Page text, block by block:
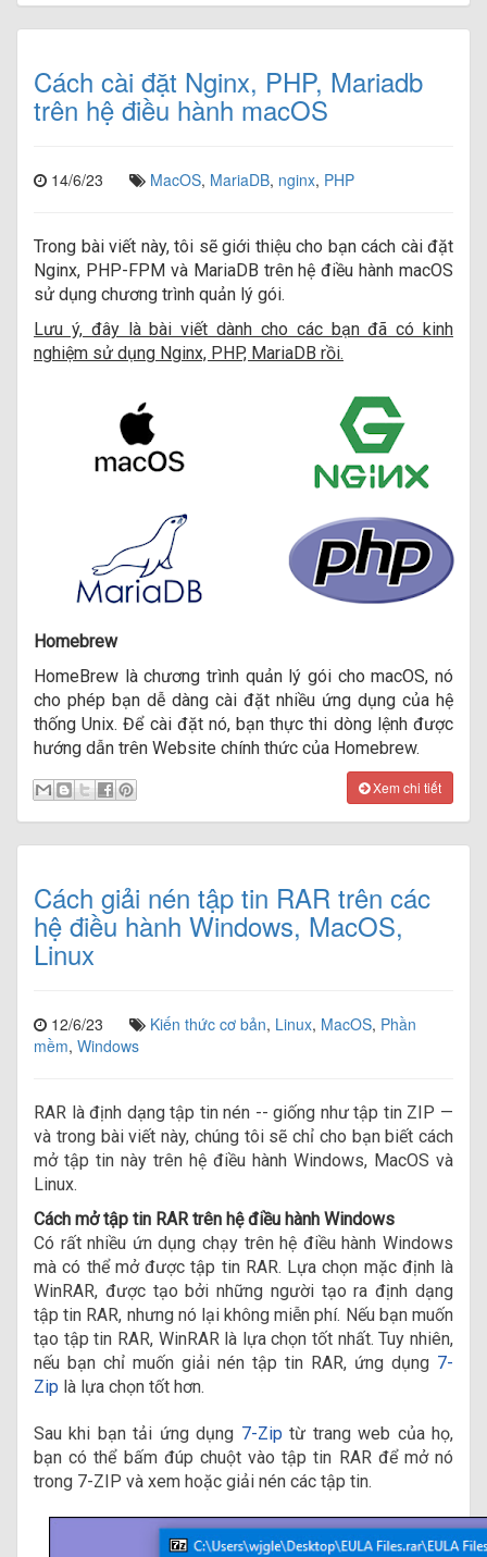
Cách cài đặt Nginx, PHP, Mariadb
trên hệ điều hành macOS
14/6/23 MacOS, MariaDB, nginx, PHP
Trong bài viết này, tôi sẽ giới thiệu cho bạn cách cài đặt
Nginx, PHP-FPM và MariaDB trên hệ điều hành macOS
sử dụng chương trình quản lý gói.
Lưu ý, đây là bài viết dành cho các bạn đã có kinh
nghiệm sử dụng Nginx, PHP, MariaDB rồi.
Homebrew
HomeBrew là chương trình quản lý gói cho macOS, nó
cho phép bạn dễ dàng cài đặt nhiều ứng dụng của hệ
thống Unix. Để cài đặt nó, bạn thực thi dòng lệnh được
hướng dẫn trên Website chính thức của Homebrew.
Xem chi tiết
Cách giải nén tập tin RAR trên các
hệ điều hành Windows, MacOS,
Linux
12/6/23 Kiến thức cơ bản, Linux, MacOS, Phần
mềm, Windows
RAR là định dạng tập tin nén -- giống như tập tin ZIP —
và trong bài viết này, chúng tôi sẽ chỉ cho bạn biết cách
mở tập tin này trên hệ điều hành Windows, MacOS và
Linux.
Cách mở tập tin RAR trên hệ điều hành Windows
Có rất nhiều ứn dụng chạy trên hệ điều hành Windows
mà có thể mở được tập tin RAR. Lựa chọn mặc định là
WinRAR, được tạo bởi những người tạo ra định dạng
tập tin RAR, nhưng nó lại không miễn phí. Nếu bạn muốn
tạo tập tin RAR, WinRAR là lựa chọn tốt nhất. Tuy nhiên,
nếu bạn chỉ muốn giải nén tập tin RAR, ứng dụng 7-
Zip là lựa chọn tốt hơn.
Sau khi bạn tải ứng dụng 7-Zip từ trang web của họ,
bạn có thể bấm đúp chuột vào tập tin RAR để mở nó
trong 7-ZIP và xem hoặc giải nén các tập tin.